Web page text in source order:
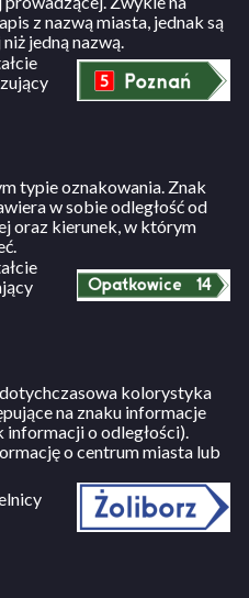
z nazwą miasta, jednak są
jedną nazwą.
typie oznakowania. Znak
w sobie odległość od
oraz kierunek, w którym
kolorystyka
na znaku informacje
informacji o odległości).
o centrum miasta lub